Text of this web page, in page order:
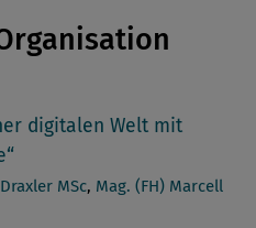
digitalen Welt mit
MSc, Mag. (FH) Marcell